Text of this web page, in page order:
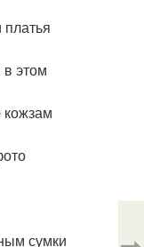
этом
кожзам
сумки